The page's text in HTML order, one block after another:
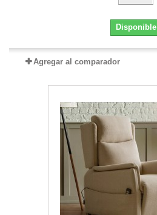
Disponible
Agregar al comparador